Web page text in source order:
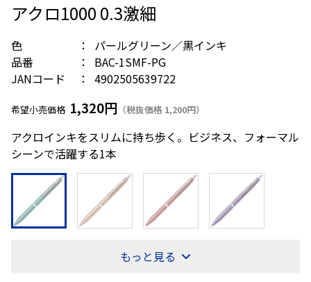
アクロ1000 0.3激細
色
パールグリーン／黒インキ
品番
BAC-1SMF-PG
JANコード
4902505639722
希望小売価格 1,320円 （税抜価格 1,200円）
アクロインキをスリムに持ち歩く。ビジネス、フォーマル
シーンで活躍する1本
もっと見る